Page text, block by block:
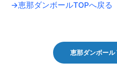
→恵那ダンボールTOPへ戻る
恵那ダンボー